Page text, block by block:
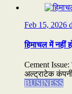
Feb 15, 2026
हिमाचल में नहीं
Cement
अल्ट्राटेक कंपनी
BUSINESS